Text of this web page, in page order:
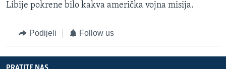
Libije pokrene bilo kakva američka vojna misija.
Podijeli Follow us